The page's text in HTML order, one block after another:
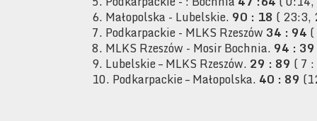
6. Małopolska - Lubelskie. 90 : 18 ( 23:3,
7. Podkarpackie - MLKS Rzeszów 34 : 94
8. MLKS Rzeszów - Mosir Bochnia. 94 : 39
9. Lubelskie – MLKS Rzeszów. 29 : 89 ( 7
10. Podkarpackie – Małopolska. 40 : 89